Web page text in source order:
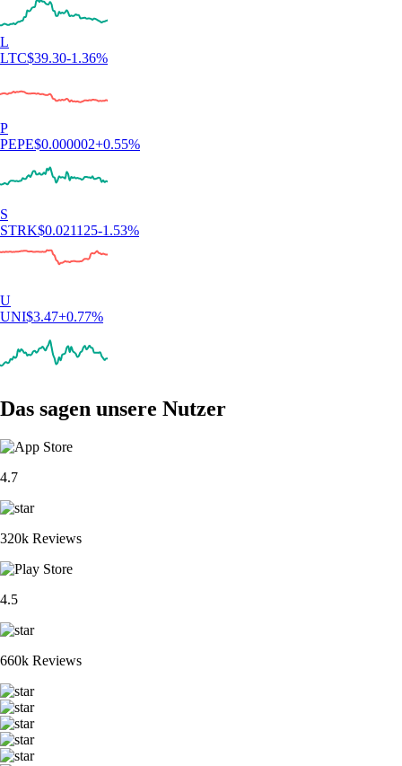
L
LTC$39.30-1.36%
P
PEPE$0.000002+0.55%
S
STRK$0.021125-1.53%
U
UNI$3.47+0.77%
Das sagen unsere Nutzer
4.7
320k Reviews
4.5
660k Reviews